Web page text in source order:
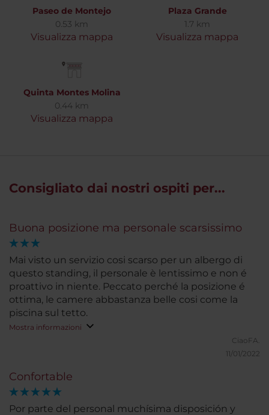
Paseo de Montejo
0.53 km
Visualizza mappa
Plaza Grande
1.7 km
Visualizza mappa
Quinta Montes Molina
0.44 km
Visualizza mappa
Consigliato dai nostri ospiti per...
Buona posizione ma personale scarsissimo
Mai visto un servizio cosi scarso per un albergo di
questo standing, il personale è lentissimo e non é
proattivo in niente. Peccato perché la posizione é
ottima, le camere abbastanza belle cosi come la
piscina sul tetto.
Mostra informazioni
CiaoFA.
11/01/2022
Confortable
Por parte del personal muchísima disposición y